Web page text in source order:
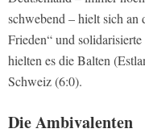
schwebend – hielt sich an
Frieden“ und
hielten es die Balten
Schweiz (6:0).
Die Ambivalenten